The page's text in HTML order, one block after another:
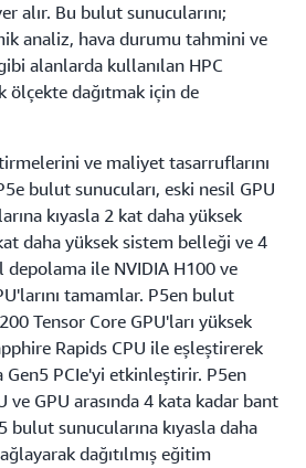
alır. Bu bulut sunucularını;
analiz, hava durumu tahmini ve
alanlarda kullanılan HPC
ölçekte dağıtmak için de
ve maliyet tasarruflarını
bulut sunucuları, eski nesil GPU
kıyasla 2 kat daha yüksek
daha yüksek sistem belleği ve 4
depolama ile NVIDIA H100 ve
tamamlar. P5en bulut
Tensor Core GPU'ları yüksek
Rapids CPU ile eşleştirerek
Gen5 PCIe'yi etkinleştirir. P5en
ve GPU arasında 4 kata kadar bant
bulut sunucularına kıyasla daha
dağıtılmış eğitim